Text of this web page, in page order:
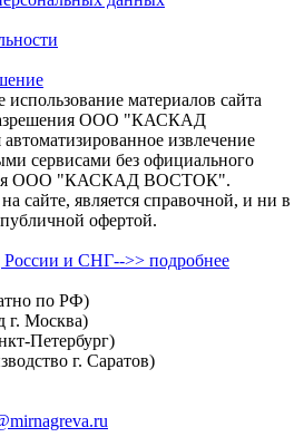
материалов сайта
ООО "КАСКАД
извлечение
сервисами без официального
ООО "КАСКАД ВОСТОК".
сайте, является справочной, и ни в
публичной офертой.
России и СНГ-->> подробнее
по РФ)
г. Москва)
Петербург)
г. Саратов)